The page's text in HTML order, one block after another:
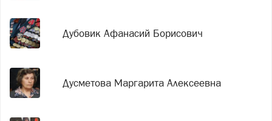
Дубовик Афанасий Борисович
Дусметова Маргарита Алексеевна